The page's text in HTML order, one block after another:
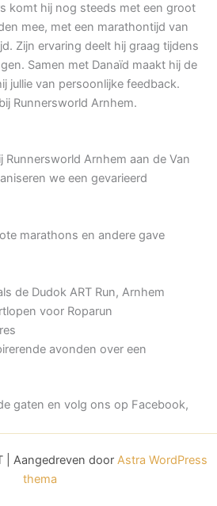
komt hij nog steeds met een groot
mee, met een marathontijd van
Zijn ervaring deelt hij graag tijdens
Samen met Danaïd maakt hij de
jullie van persoonlijke feedback.
Runnersworld Arnhem.
Runnersworld Arnhem aan de Van
we een gevarieerd
marathons en andere gave
de Dudok ART Run, Arnhem
voor Roparun
avonden over een
gaten en volg ons op Facebook,
| Aangedreven door Astra WordPress
thema